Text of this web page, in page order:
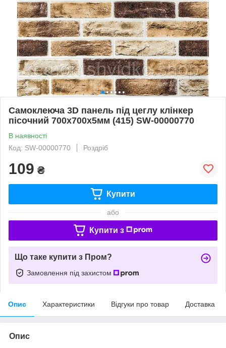
Самоклеюча 3D панель під цеглу клінкер
пісочний 700x700x5мм (415) SW-00000770
В наявності
Код: SW-00000770
Роздріб
109 ₴
Купити
або
Купити з
Що таке купити з Пром?
Замовлення під захистом
Опис Характеристики Відгуки про товар Доставка
Опис